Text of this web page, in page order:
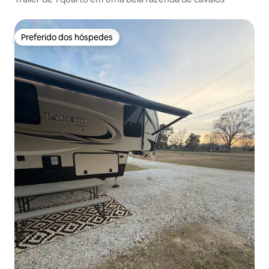
Preferido dos hóspedes
Preferido dos hóspedes